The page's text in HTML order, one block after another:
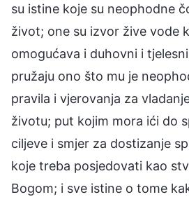
su istine koje su neophodne
život; one su izvor žive vode
omogućava i duhovni i
pružaju ono što mu je
pravila i vjerovanja za
životu; put kojim mora ići do
ciljeve i smjer za dostizanje
koje treba posjedovati kao
Bogom; i sve istine o tome